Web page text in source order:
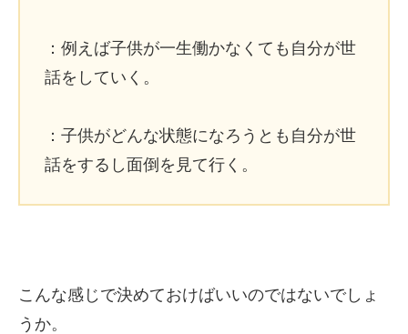
：例えば子供が一生働かなくても自分が世
話をしていく。
：子供がどんな状態になろうとも自分が世
話をするし面倒を見て行く。
こんな感じで決めておけばいいのではないでしょ
うか。